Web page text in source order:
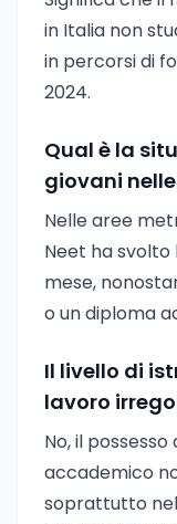
in Italia non
in percorsi di
2024.
Qual è la
giovani
Nelle aree
Neet ha
mese,
o un diploma
Il livello di
lavoro
No, il
accademico
soprattutto